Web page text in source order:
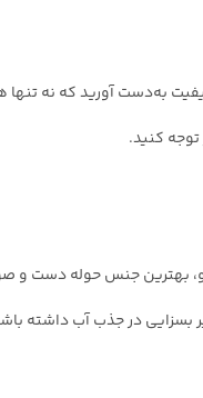
به‌دست آورید که نه تنها
کنید.
بهترین جنس حوله دست و
بسزایی در جذب آب داشته